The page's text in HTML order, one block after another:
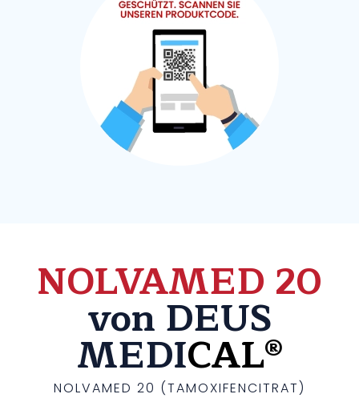
NOLVAMED 20
von DEUS
MEDICAL®
NOLVAMED 20 (TAMOXIFENCITRAT)